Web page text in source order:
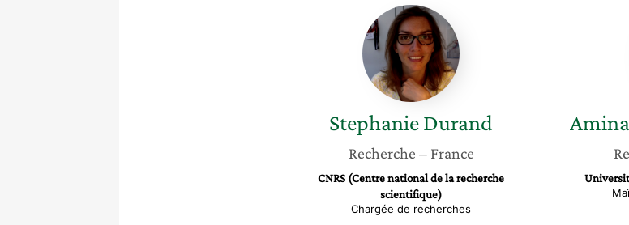
Stephanie
Durand
StephanieDurand
Recherche – France
CNRS (Centre national de la recherche
scientifique)
Chargée de recherches
Amina